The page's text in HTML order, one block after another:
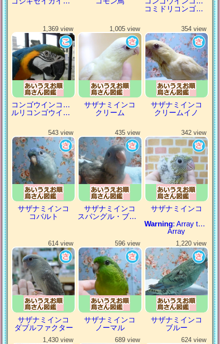
コミドリコンゴウインコ
1,369 view
コンゴウインコの仲間
ルリコンゴウインコ
1,005 view
サザナミインコ
クリーム
354 view
サザナミインコ
クリームイノ
543 view
サザナミインコ
コバルト
435 view
サザナミインコ
スパングル・ブルー
342 view
サザナミインコ
Warning: Array to string conversion in
Array
614 view
サザナミインコ
ダブルファクター
596 view
サザナミインコ
ノーマル
1,220 view
サザナミインコ
ブルー
1,430 view 689 view 624 view